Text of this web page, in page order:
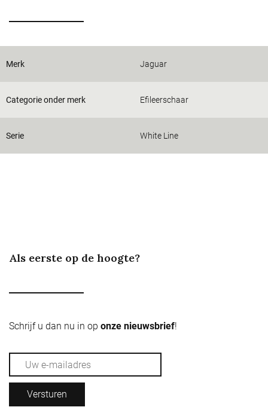
Merk Jaguar
Categorie onder merk Efileerschaar
Serie White Line
Als eerste op de hoogte?
Schrijf u dan nu in op onze nieuwsbrief!
Versturen